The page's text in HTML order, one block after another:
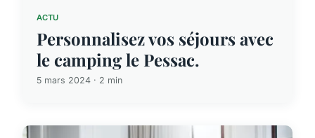
ACTU
Personnalisez vos séjours avec
le camping le Pessac.
5 mars 2024 · 2 min